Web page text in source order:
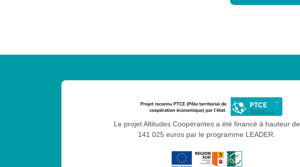
Le projet Altitudes Coopérantes a été financé à hauteur de
141 025 euros par le programme LEADER.